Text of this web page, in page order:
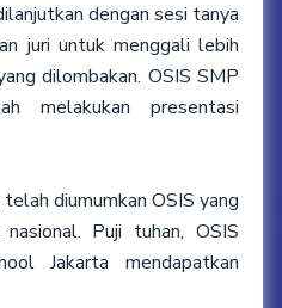
dengan sesi tanya
juri untuk menggali lebih
dilombakan. OSIS SMP
melakukan presentasi
diumumkan OSIS yang
Puji tuhan, OSIS
Jakarta mendapatkan